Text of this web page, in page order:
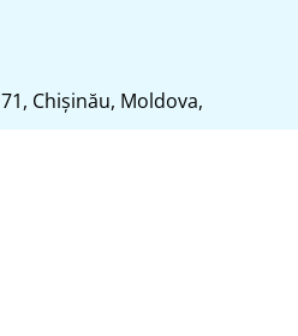
Chişinău, Moldova,